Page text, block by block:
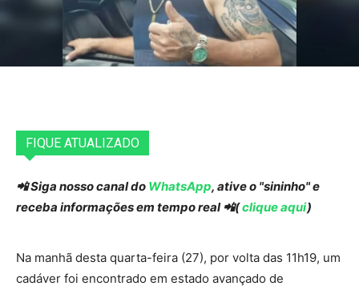
FIQUE ATUALIZADO
📲 Siga nosso canal do WhatsApp, ative o "sininho" e
receba informações em tempo real 📲(clique aqui)
Na manhã desta quarta-feira (27), por volta das 11h19, um
cadáver foi encontrado em estado avançado de